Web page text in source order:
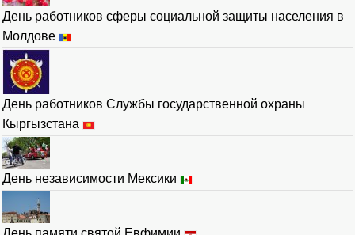
День работников сферы социальной защиты населения в
Молдове
День работников Службы государственной охраны
Кыргызстана
День независимости Мексики